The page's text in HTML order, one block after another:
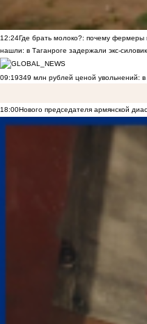
12:24Где брать молоко?: почему фермеры
нашли: в Таганроге задержали экс-
09:19349 млн рублей ценой увольнений:
18:00Нового председателя армянской